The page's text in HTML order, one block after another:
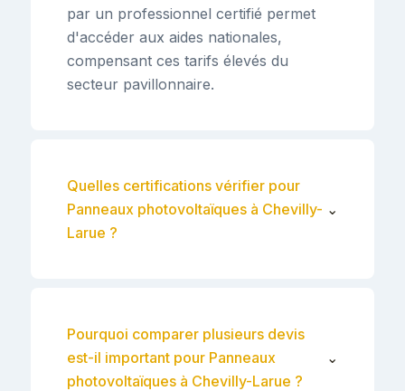
par un professionnel certifié permet
d'accéder aux aides nationales,
compensant ces tarifs élevés du
secteur pavillonnaire.
Quelles certifications vérifier pour
Panneaux photovoltaïques à Chevilly-
Larue ?
⌄
Pourquoi comparer plusieurs devis
est-il important pour Panneaux
photovoltaïques à Chevilly-Larue ?
⌄